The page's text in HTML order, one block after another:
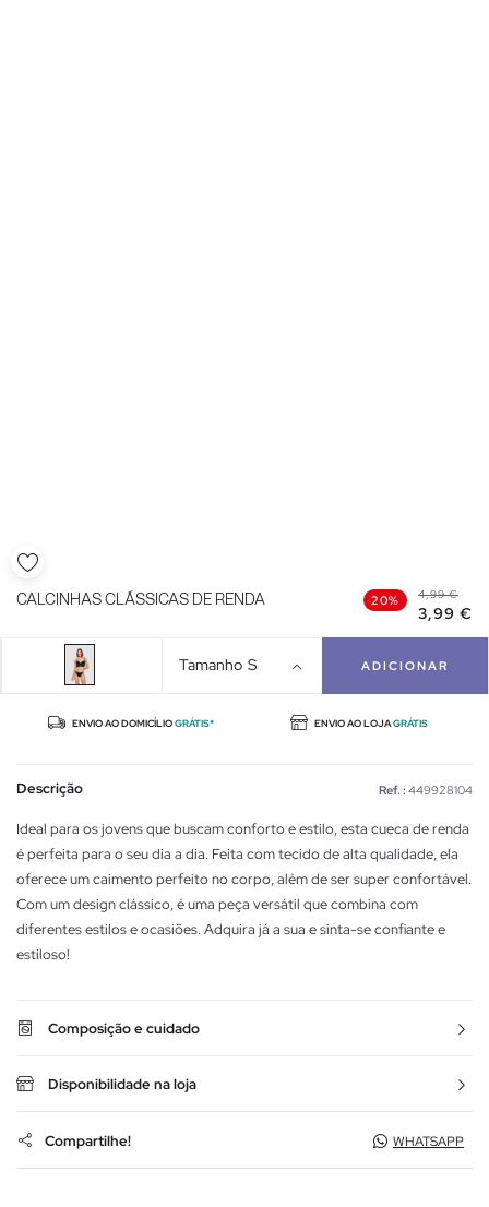
CALCINHAS CLÁSSICAS DE RENDA 20% 4,99 €
3,99 €
Tamanho S ADICIONAR
ENVIO AO DOMICÍLIOGRÁTIS* ENVIO AO LOJAGRÁTIS
Descrição Ref. : 449928104
Ideal para os jovens que buscam conforto e estilo, esta cueca de renda
é perfeita para o seu dia a dia. Feita com tecido de alta qualidade, ela
oferece um caimento perfeito no corpo, além de ser super confortável.
Com um design clássico, é uma peça versátil que combina com
diferentes estilos e ocasiões. Adquira já a sua e sinta-se confiante e
estiloso!
Composição e cuidado
Disponibilidade na loja
Compartilhe! WHATSAPP